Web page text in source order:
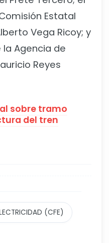
Estatal
Vega Ricoy; y
Agencia de
Reyes
sobre tramo
del tren
(CFE)